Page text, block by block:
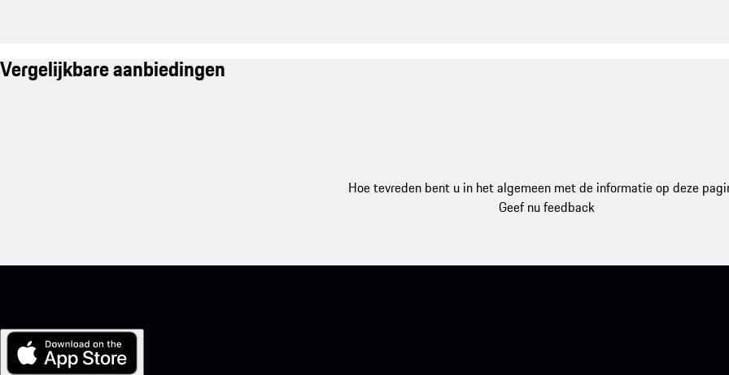
Vergelijkbare aanbiedingen
Hoe tevreden bent u in het algemeen met de informatie op deze
Geef nu feedback